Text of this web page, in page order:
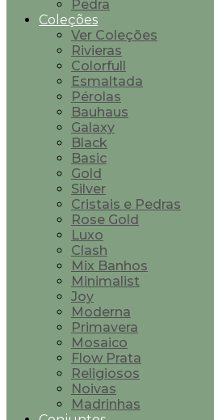
Pedra
Coleções
Ver Coleções
Rivieras
Colorfull
Esmaltada
Pérolas
Bauhaus
Galaxy
Black
Basic
Gold
Silver
Cristais e Pedras
Rose Gold
Luxo
Clash
Mix Banhos
Minimalist
Joy
Moderna
Primavera
Mosaico
Flow Prata
Religiosos
Noivas
Madrinhas